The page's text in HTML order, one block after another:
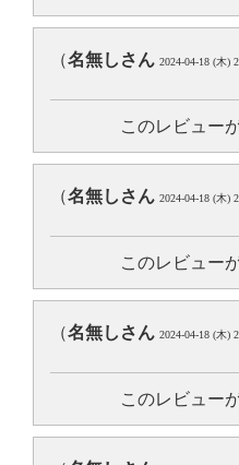
（名無しさん 2024-04-18 (木)
このレビュー
（名無しさん 2024-04-18 (木)
このレビュー
（名無しさん 2024-04-18 (木)
このレビュー